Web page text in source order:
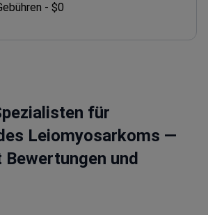
- $0
für
Leiomyosarkoms —
und